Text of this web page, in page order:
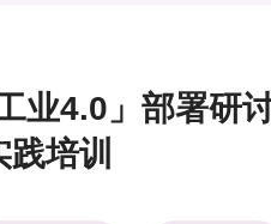
业4.0」部署研
培训